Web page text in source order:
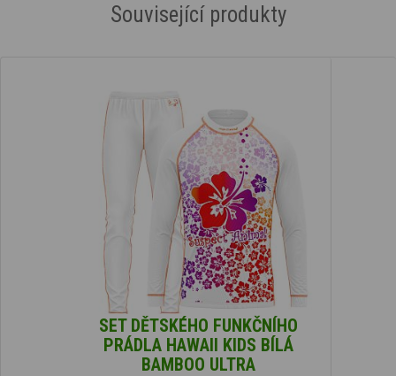
Související produkty
SET DĚTSKÉHO FUNKČNÍHO
PRÁDLA HAWAII KIDS BÍLÁ
BAMBOO ULTRA